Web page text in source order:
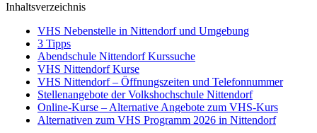
Inhaltsverzeichnis
VHS Nebenstelle in Nittendorf und Umgebung
3 Tipps
Abendschule Nittendorf Kurssuche
VHS Nittendorf Kurse
VHS Nittendorf – Öffnungszeiten und Telefonnummer
Stellenangebote der Volkshochschule Nittendorf
Online-Kurse – Alternative Angebote zum VHS-Kurs
Alternativen zum VHS Programm 2026 in Nittendorf